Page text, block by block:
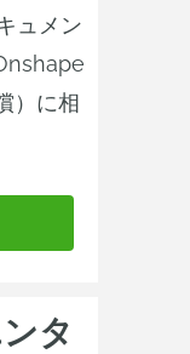
ュメン
）に相
タ